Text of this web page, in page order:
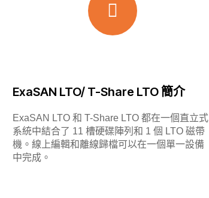
ExaSAN LTO/ T-Share LTO 簡介
ExaSAN LTO 和 T-Share LTO 都在一個直立式
系統中結合了 11 槽硬碟陣列和 1 個 LTO 磁帶
機。線上編輯和離線歸檔可以在一個單一設備
中完成。